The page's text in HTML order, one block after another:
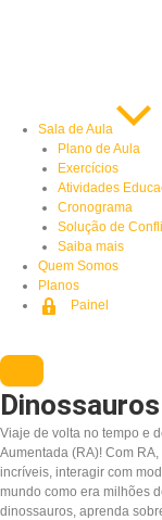
Sala de Aula
Plano de Aula
Exercícios
Atividades
Cronograma
Solução de
Saiba mais
Quem Somos
Planos
Painel
Dinossauros
Viaje de volta no tempo e
Aumentada (RA)! Com
incríveis, interagir com
mundo como era milhões
dinossauros, aprenda